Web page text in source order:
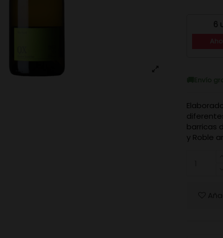
6
barricas
y Roble